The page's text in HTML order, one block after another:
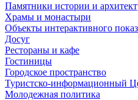
Памятники истории и
Храмы и монастыри
Объекты интерактивного
Досуг
Рестораны и кафе
Гостиницы
Городское пространство
Туристско-информационный
Молодежная политика